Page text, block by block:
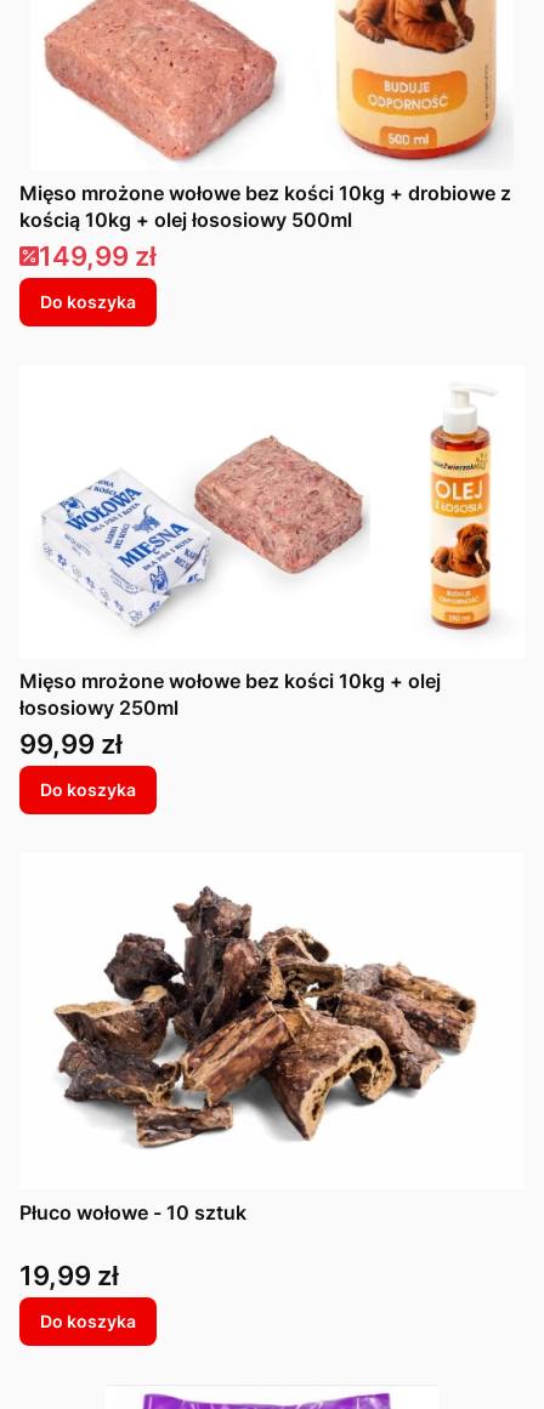
Mięso mrożone wołowe bez kości 10kg + drobiowe z
kością 10kg + olej łososiowy 500ml
Cena promocyjna
149,99 zł
Do koszyka
Mięso mrożone wołowe bez kości 10kg + olej
łososiowy 250ml
Cena
99,99 zł
Do koszyka
Płuco wołowe - 10 sztuk
Cena
19,99 zł
Do koszyka